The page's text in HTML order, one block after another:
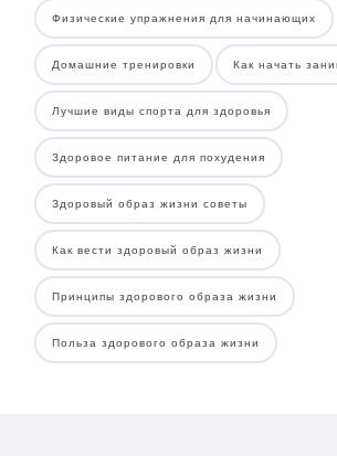
Физические упражнения для начинающих
Домашние тренировки Как начать
Лучшие виды спорта для здоровья
Здоровое питание для похудения
Здоровый образ жизни советы
Как вести здоровый образ жизни
Принципы здорового образа жизни
Польза здорового образа жизни